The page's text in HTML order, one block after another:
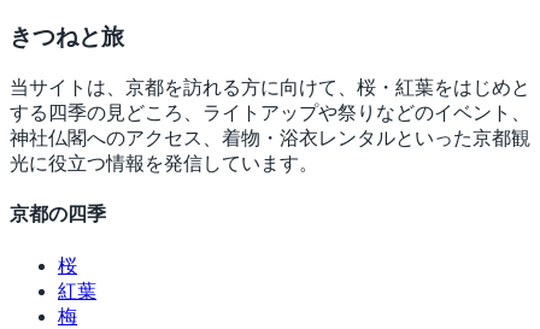
きつねと旅
当サイトは、京都を訪れる方に向けて、桜・紅葉をはじめと
する四季の見どころ、ライトアップや祭りなどのイベント、
神社仏閣へのアクセス、着物・浴衣レンタルといった京都観
光に役立つ情報を発信しています。
京都の四季
桜
紅葉
梅